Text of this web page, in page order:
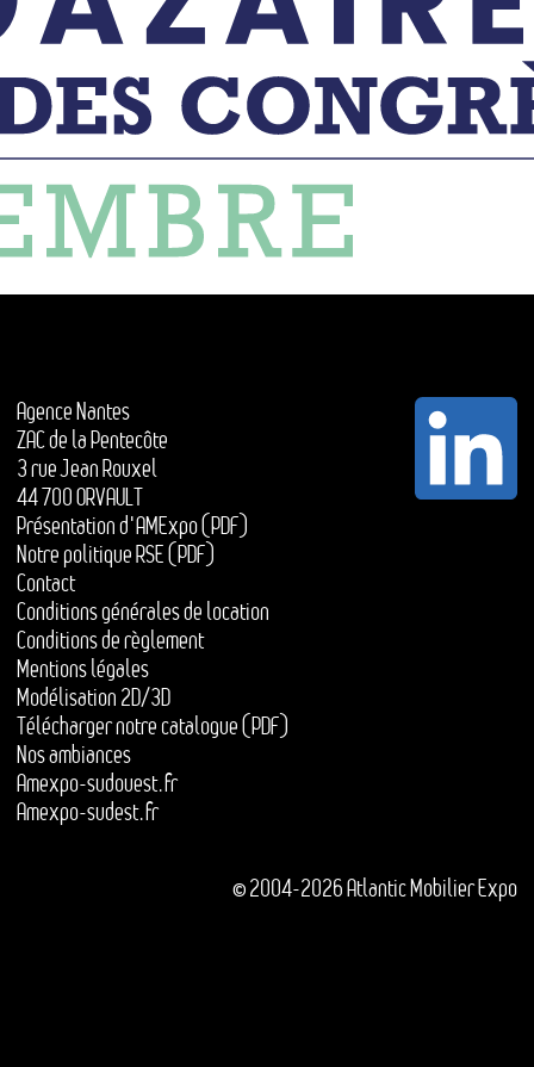
Agence Nantes
ZAC de la Pentecôte
3 rue Jean Rouxel
44 700 ORVAULT
Présentation d'AMExpo (PDF)
Notre politique RSE (PDF)
Contact
Conditions générales de location
Conditions de règlement
Mentions légales
Modélisation 2D/3D
Télécharger notre catalogue (PDF)
Nos ambiances
Amexpo-sudouest.fr
Amexpo-sudest.fr
© 2004-2026 Atlantic Mobilier Expo